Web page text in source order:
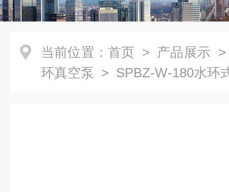
当前位置： 首页 > 产品展示
环真空泵 > SPBZ-W-180水环